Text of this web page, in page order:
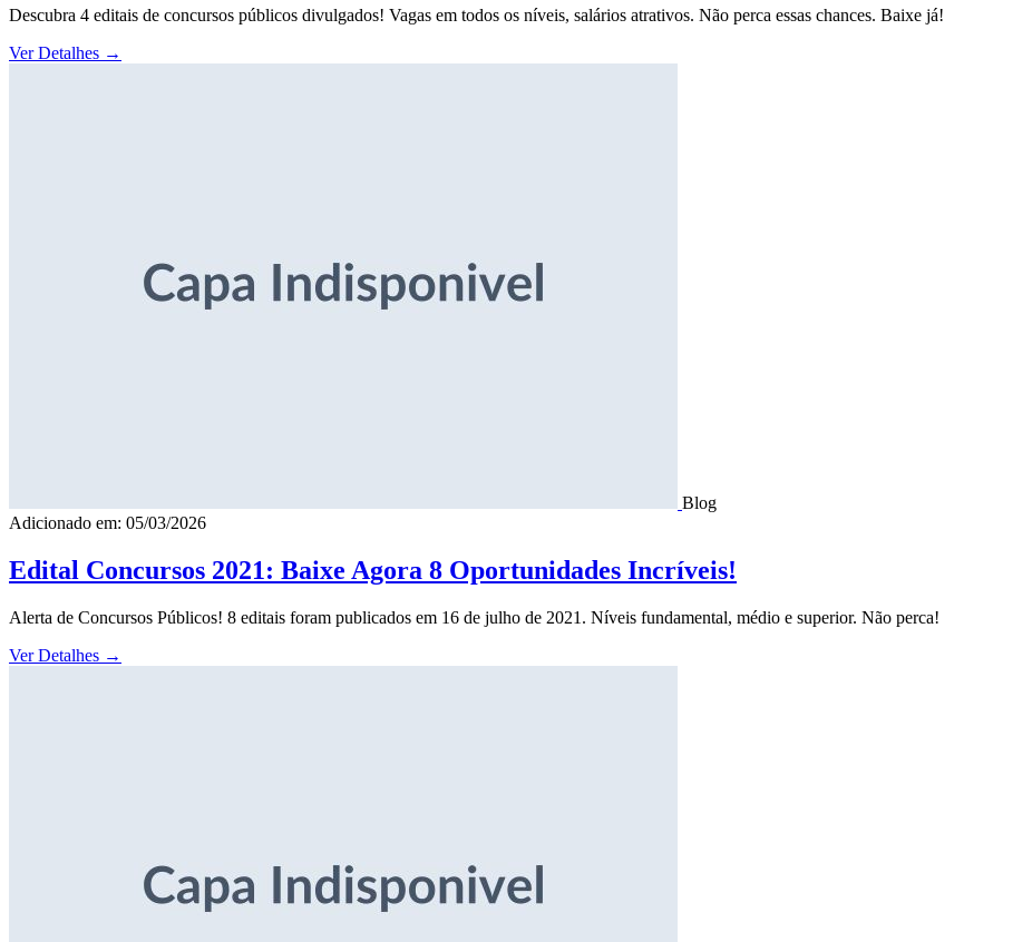
Descubra 4 editais de concursos públicos divulgados! Vagas em todos os níveis, salários atrativos. Não perca essas chances. Baixe já!
Ver Detalhes →
Blog
Adicionado em: 05/03/2026
Edital Concursos 2021: Baixe Agora 8 Oportunidades Incríveis!
Alerta de Concursos Públicos! 8 editais foram publicados em 16 de julho de 2021. Níveis fundamental, médio e superior. Não perca!
Ver Detalhes →